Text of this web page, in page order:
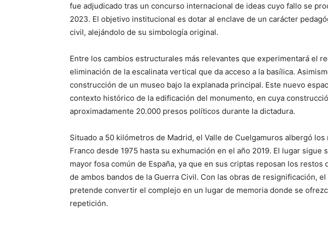
fue adjudicado tras un concurso internacional de ideas cuyo fallo se
2023. El objetivo institucional es dotar al enclave de un carácter
civil, alejándolo de su simbología original.
Entre los cambios estructurales más relevantes que experimentará el
eliminación de la escalinata vertical que da acceso a la basílica.
construcción de un museo bajo la explanada principal. Este nuevo
contexto histórico de la edificación del monumento, en cuya
aproximadamente 20.000 presos políticos durante la dictadura.
Situado a 50 kilómetros de Madrid, el Valle de Cuelgamuros albergó
Franco desde 1975 hasta su exhumación en el año 2019. El lugar sigue
mayor fosa común de España, ya que en sus criptas reposan los restos
de ambos bandos de la Guerra Civil. Con las obras de resignificación,
pretende convertir el complejo en un lugar de memoria donde se
repetición.